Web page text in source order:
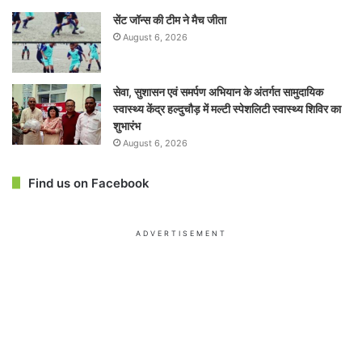
सेंट जॉन्स की टीम ने मैच जीता
August 6, 2026
सेवा, सुशासन एवं समर्पण अभियान के अंतर्गत सामुदायिक
स्वास्थ्य केंद्र हल्दुचौड़ में मल्टी स्पेशलिटी स्वास्थ्य शिविर का
शुभारंभ
August 6, 2026
Find us on Facebook
ADVERTISEMENT